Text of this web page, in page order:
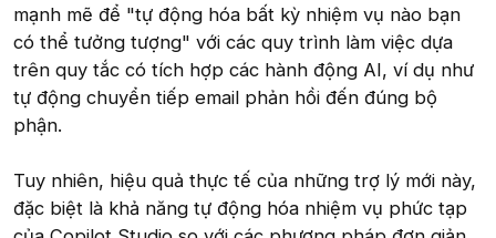
mạnh mẽ để "tự động hóa bất kỳ nhiệm vụ nào bạn
có thể tưởng tượng" với các quy trình làm việc dựa
trên quy tắc có tích hợp các hành động AI, ví dụ như
tự động chuyển tiếp email phản hồi đến đúng bộ
phận.
Tuy nhiên, hiệu quả thực tế của những trợ lý mới này,
đặc biệt là khả năng tự động hóa nhiệm vụ phức tạp